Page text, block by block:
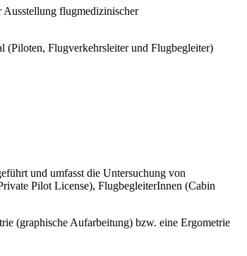
flugmedizinischer
(Piloten, Flugverkehrsleiter und Flugbegleiter)
und umfasst die Untersuchung von
Pilot License), FlugbegleiterInnen (Cabin
(graphische Aufarbeitung) bzw. eine Ergometrie